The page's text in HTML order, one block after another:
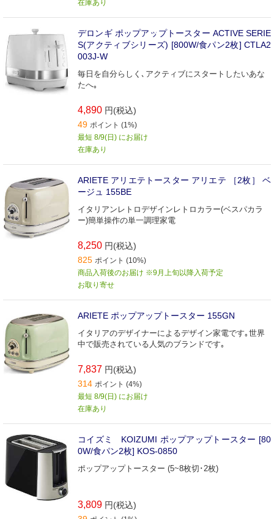
在庫あり
デロンギ ポップアップトースター ACTIVE SERIE
S(アクティブシリーズ) [800W/食パン2枚] CTLA2
003J-W
毎日を自分らしく､アクティブにスタートしたいあな
たへ｡
4,890 円(税込)
49 ポイント (1%)
最短 8/9(日) にお届け
在庫あり
ARIETE アリエテトースター アリエテ ［2枚］ ベ
ージュ 155BE
イタリアンレトロデザインレトロカラー(ベスパカラ
ー)簡単操作の単一調理家電
8,250 円(税込)
825 ポイント (10%)
商品入荷後のお届け ※9月上旬以降入荷予定
お取り寄せ
ARIETE ポップアップトースター 155GN
イタリアのデザイナーによるデザイン家電です｡世界
中で販売されている人気のブランドです｡
7,837 円(税込)
314 ポイント (4%)
最短 8/9(日) にお届け
在庫あり
コイズミ KOIZUMI ポップアップトースター [80
0W/食パン2枚] KOS-0850
ポップアップトースター (5~8枚切･2枚)
3,809 円(税込)